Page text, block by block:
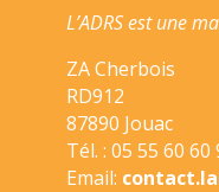
L’ADRS est une
ZA Cherbois
RD912
87890 Jouac
Tél. : 05 55 60 60
Email: